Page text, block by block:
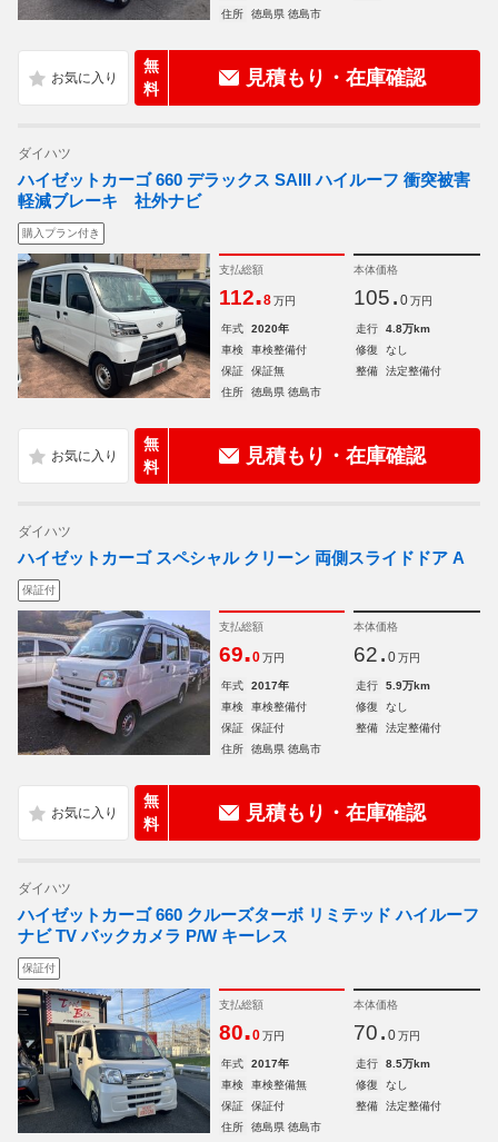
住所
徳島県 徳島市
無
料
見積もり・在庫確認
ダイハツ
ハイゼットカーゴ 660 デラックス SAIII ハイルーフ 衝突被害
軽減ブレーキ 社外ナビ
購入プラン付き
支払総額
112.8 万円
本体価格
105. 0 万円
年式 2020年 走行
4.8万km
車検
車検整備付 修復
なし
保証
保証無 整備
法定整備付
住所
徳島県 徳島市
無
料
見積もり・在庫確認
ダイハツ
ハイゼットカーゴ スペシャル クリーン 両側スライドドア A
保証付
支払総額
69.0 万円
本体価格
62. 0 万円
年式 2017年 走行
5.9万km
車検
車検整備付 修復
なし
保証
保証付 整備
法定整備付
住所
徳島県 徳島市
無
料
見積もり・在庫確認
ダイハツ
ハイゼットカーゴ 660 クルーズターボ リミテッド ハイルーフ
ナビ TV バックカメラ P/W キーレス
保証付
支払総額
80.0 万円
本体価格
70. 0 万円
年式 2017年 走行
8.5万km
車検
車検整備無 修復
なし
保証
保証付 整備
法定整備付
住所
徳島県 徳島市